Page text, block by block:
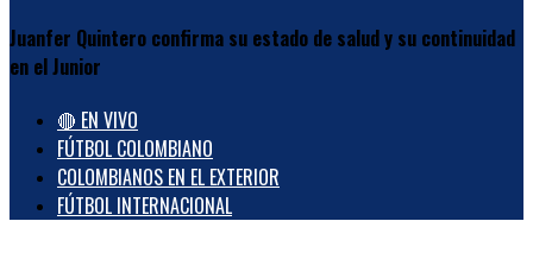
Juanfer Quintero confirma su estado de salud y su continuidad
en el Junior
🔴 EN VIVO
FÚTBOL COLOMBIANO
COLOMBIANOS EN EL EXTERIOR
FÚTBOL INTERNACIONAL